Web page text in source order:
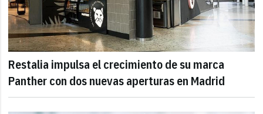
Restalia impulsa el crecimiento de su marca
Panther con dos nuevas aperturas en Madrid